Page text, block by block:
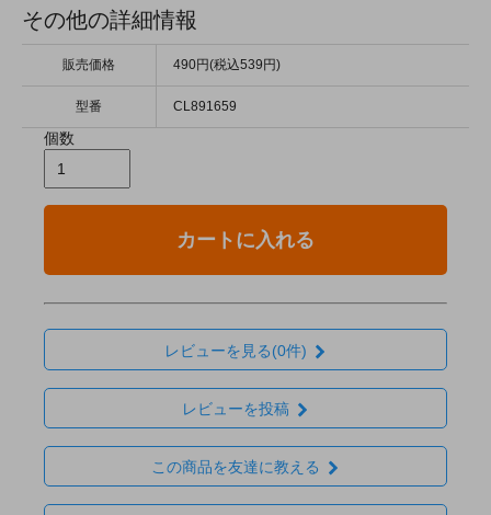
その他の詳細情報
販売価格 490円(税込539円)
型番 CL891659
個数
カートに入れる
レビューを見る(0件)
レビューを投稿
この商品を友達に教える